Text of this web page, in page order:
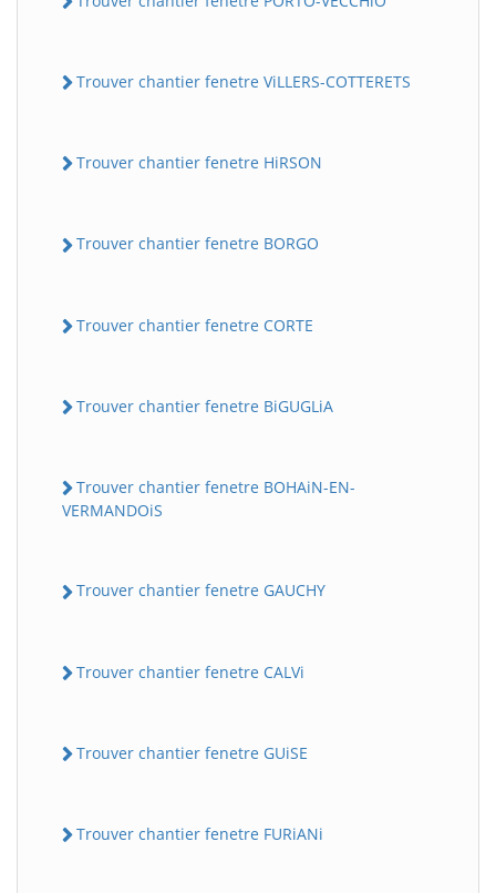
Trouver chantier fenetre ViLLERS-COTTERETS
Trouver chantier fenetre HiRSON
Trouver chantier fenetre BORGO
Trouver chantier fenetre CORTE
Trouver chantier fenetre BiGUGLiA
Trouver chantier fenetre BOHAiN-EN-
VERMANDOiS
Trouver chantier fenetre GAUCHY
Trouver chantier fenetre CALVi
Trouver chantier fenetre GUiSE
Trouver chantier fenetre FURiANi